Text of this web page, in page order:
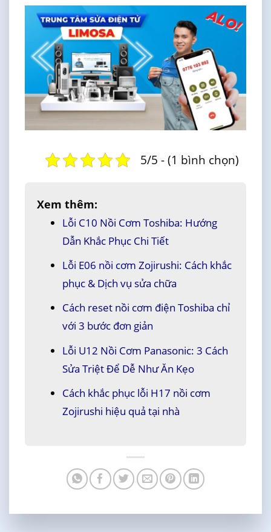
5/5 - (1 bình chọn)
Xem thêm:
Lỗi C10 Nồi Cơm Toshiba: Hướng
Dẫn Khắc Phục Chi Tiết
Lỗi E06 nồi cơm Zojirushi: Cách khắc
phục & Dịch vụ sửa chữa
Cách reset nồi cơm điện Toshiba chỉ
với 3 bước đơn giản
Lỗi U12 Nồi Cơm Panasonic: 3 Cách
Sửa Triệt Để Dễ Như Ăn Kẹo
Cách khắc phục lỗi H17 nồi cơm
Zojirushi hiệu quả tại nhà